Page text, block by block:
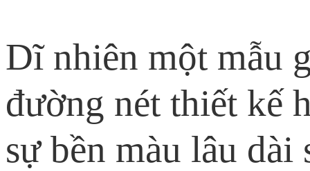
Dĩ nhiên một mẫu
đường nét thiết kế
sự bền màu lâu